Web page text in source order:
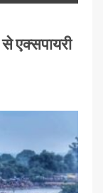
से एक्सपायरी